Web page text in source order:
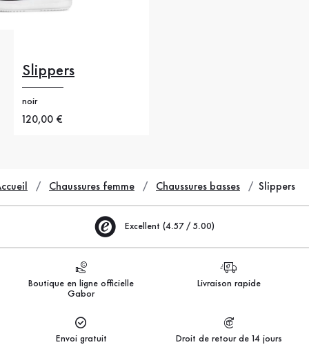
Slippers
noir
Nouveau prix
120,00 €
Chaussures femme Chaussures basses Slippers
Excellent (4.57 / 5.00)
Boutique en ligne officielle
Gabor
Livraison rapide
Envoi gratuit Droit de retour de 14 jours